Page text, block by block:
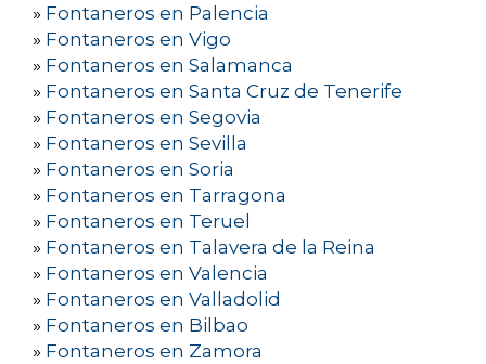
» Fontaneros en Palencia
» Fontaneros en Vigo
» Fontaneros en Salamanca
» Fontaneros en Santa Cruz de Tenerife
» Fontaneros en Segovia
» Fontaneros en Sevilla
» Fontaneros en Soria
» Fontaneros en Tarragona
» Fontaneros en Teruel
» Fontaneros en Talavera de la Reina
» Fontaneros en Valencia
» Fontaneros en Valladolid
» Fontaneros en Bilbao
» Fontaneros en Zamora